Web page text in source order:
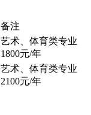
备注
艺术、体育类专业
1800元/年
艺术、体育类专业
2100元/年